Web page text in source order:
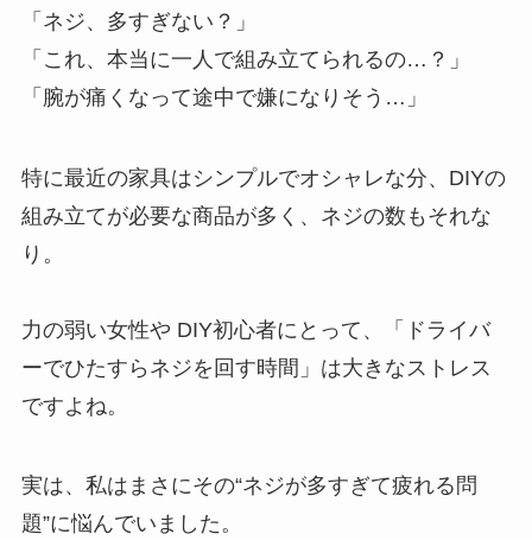
「ネジ、多すぎない？」
「これ、本当に一人で組み立てられるの…？」
「腕が痛くなって途中で嫌になりそう…」
特に最近の家具はシンプルでオシャレな分、DIYの
組み立てが必要な商品が多く、ネジの数もそれな
り。
力の弱い女性や DIY初心者にとって、「ドライバ
ーでひたすらネジを回す時間」は大きなストレス
ですよね。
実は、私はまさにその“ネジが多すぎて疲れる問
題”に悩んでいました。